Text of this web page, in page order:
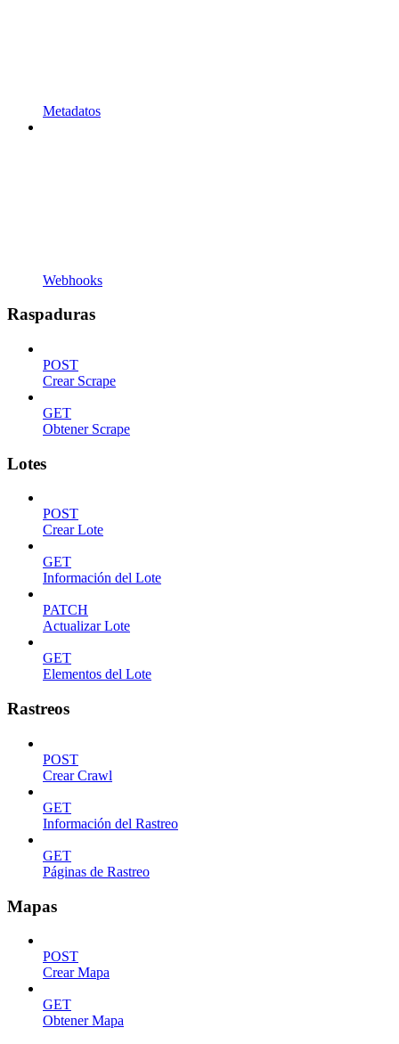
Metadatos
Webhooks
Raspaduras
POST
Crear Scrape
GET
Obtener Scrape
Lotes
POST
Crear Lote
GET
Información del Lote
PATCH
Actualizar Lote
GET
Elementos del Lote
Rastreos
POST
Crear Crawl
GET
Información del Rastreo
GET
Páginas de Rastreo
Mapas
POST
Crear Mapa
GET
Obtener Mapa